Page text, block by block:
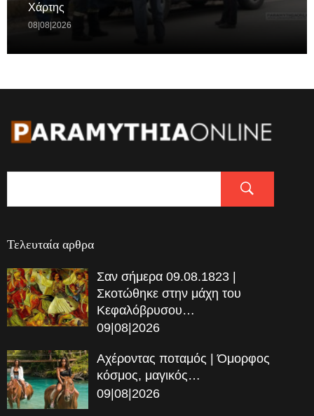
Χάρτης
08|08|2026
Τελευταία αρθρα
Σαν σήμερα 09.08.1823 |
Σκοτώθηκε στην μάχη του
Κεφαλόβρυσου…
09|08|2026
Αχέροντας ποταμός | Όμορφος
κόσμος, μαγικός…
09|08|2026